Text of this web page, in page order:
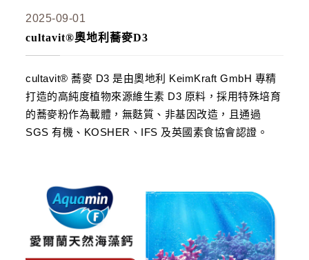
2025-09-01
cultavit®奧地利蕎麥D3
cultavit® 蕎麥 D3 是由奧地利 KeimKraft GmbH 專精
打造的高純度植物來源維生素 D3 原料，採用特殊培育
的蕎麥粉作為載體，無麩質、非基因改造，且通過
SGS 有機、KOSHER、IFS 及英國素食協會認證。